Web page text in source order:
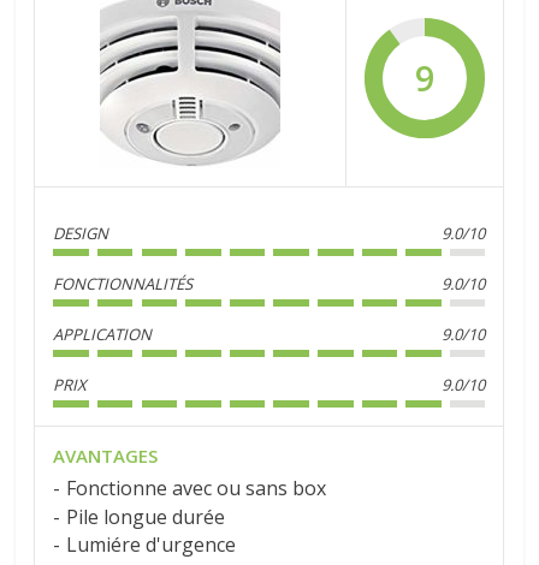
9
DESIGN 9.0/10
FONCTIONNALITÉS 9.0/10
APPLICATION 9.0/10
PRIX 9.0/10
AVANTAGES
Fonctionne avec ou sans box
Pile longue durée
Lumiére d'urgence